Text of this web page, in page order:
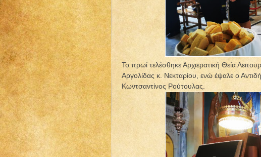
Το πρωί τελέσθηκε Αρχιερατική Θεία
Αργολίδας κ. Νεκταρίου, ενώ έψαλε ο
Κωντσαντίνος Ρούτουλας.